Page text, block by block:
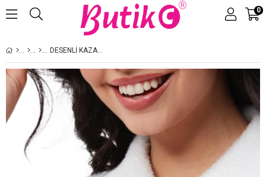
Üye Girişi
0
DESENLI KAZAK CAMEL